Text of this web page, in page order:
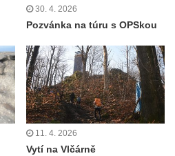
30. 4. 2026
Pozvánka na túru s OPSkou
11. 4. 2026
Vytí na Vlčárně